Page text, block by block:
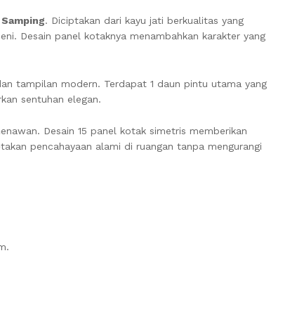
. Diciptakan dari kayu jati berkualitas yang
Desain panel kotaknya menambahkan karakter yang
tampilan modern. Terdapat 1 daun pintu utama yang
sentuhan elegan.
Desain 15 panel kotak simetris memberikan
pencahayaan alami di ruangan tanpa mengurangi